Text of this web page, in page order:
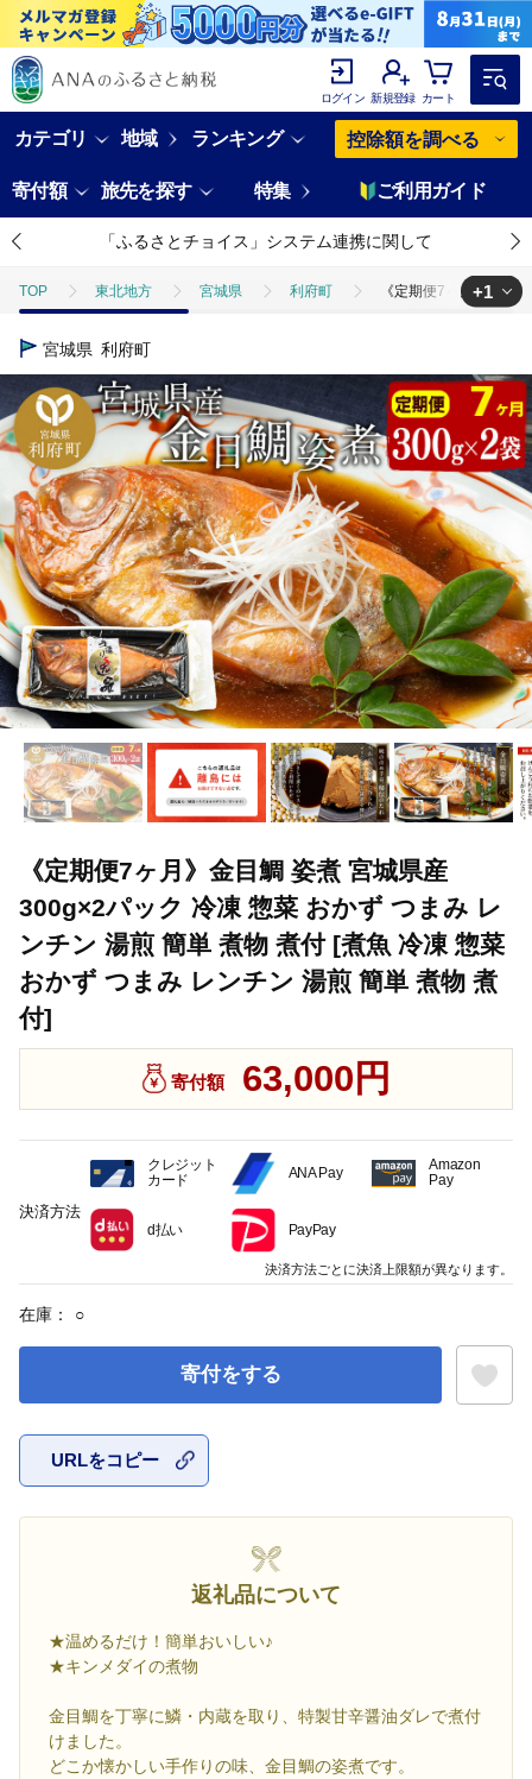
ログイン 新規登録 カート
カテゴリ 地域 ランキング 控除額を調べる
寄付額 旅先を探す 特集 ご利用ガイド
「ふるさとチョイス」システム連携に関して
TOP 東北地方 宮城県 利府町 《定期便7ヶ月》金目
TOP
+1
宮城県 利府町
《定期便7ヶ月》金目鯛 姿煮 宮城県産
300g×2パック 冷凍 惣菜 おかず つまみ レ
ンチン 湯煎 簡単 煮物 煮付 [煮魚 冷凍 惣菜
おかず つまみ レンチン 湯煎 簡単 煮物 煮
付]
寄付額 63,000円
在庫： ○
寄付をする
URLをコピー
返礼品について
★温めるだけ！簡単おいしい♪
★キンメダイの煮物
金目鯛を丁寧に鱗・内蔵を取り、特製甘辛醤油ダレで煮付
けました。
どこか懐かしい手作りの味、金目鯛の姿煮です。
決済方法
クレジット
カード
ANA Pay
Amazon
Pay
d払い PayPay
決済方法ごとに決済上限額が異なります。